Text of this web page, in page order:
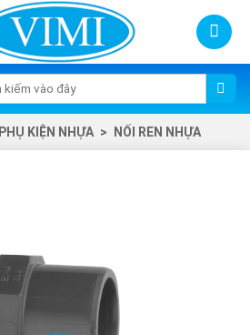
PHỤ KIỆN NHỰA > NỐI REN NHỰA